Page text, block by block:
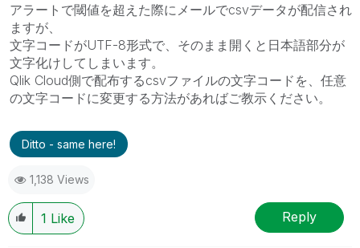
アラートで閾値を超えた際にメールでcsvデータが配信され
ますが、
文字コードがUTF-8形式で、そのまま開くと日本語部分が
文字化けしてしまいます。
Qlik Cloud側で配布するcsvファイルの文字コードを、任意
の文字コードに変更する方法があればご教示ください。
Ditto - same here!
1,138 Views
1 Like Reply